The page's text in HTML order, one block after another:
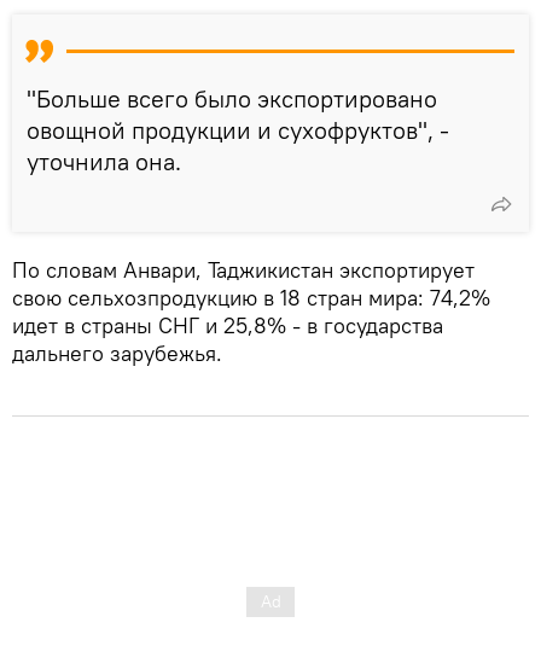
"Больше всего было экспортировано
овощной продукции и сухофруктов", -
уточнила она.
По словам Анвари, Таджикистан экспортирует
свою сельхозпродукцию в 18 стран мира: 74,2%
идет в страны СНГ и 25,8% - в государства
дальнего зарубежья.